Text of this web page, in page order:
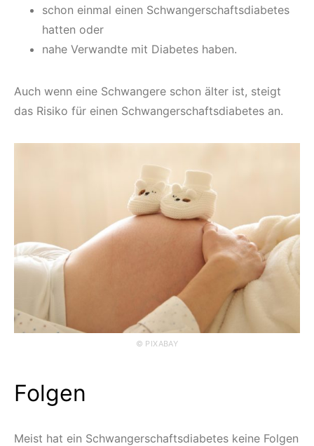
schon einmal einen Schwangerschaftsdiabetes
hatten oder
nahe Verwandte mit Diabetes haben.
Auch wenn eine Schwangere schon älter ist, steigt
das Risiko für einen Schwangerschaftsdiabetes an.
© PIXABAY
Folgen
Meist hat ein Schwangerschaftsdiabetes keine Folgen